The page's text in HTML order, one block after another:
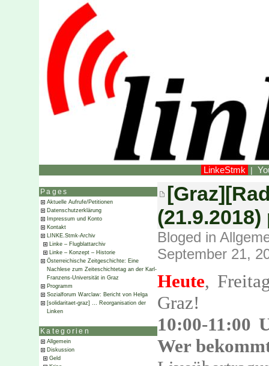
LinkeStmk |
Pages
Aktuelle Aufrufe/Petitionen
Datenschutzerklärung
Impressum und Konto
Kontakt
LINKE.Stmk-Archiv
Linke – Flugblattarchiv
Linke – Konzept – Historie
Österreichische Zeitgeschichte: Eine
Nachlese zum Zeiteschichtetag an der Karl-
Franzens-Universität in Graz
Programm
Sozialforum Warclaw: Bericht von Helga
[solidaritaet-graz] … Reorganisation der
Linken
Kategorien
Allgemein
Diskussion
Geld
Bloged in
September 21,
Heute,
Graz!
10:00-11:00
Wer